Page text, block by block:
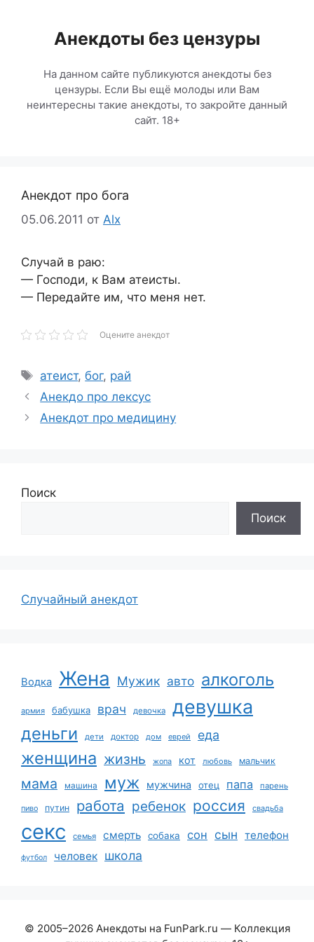
содержимомуАнекдоты без цензуры
На данном сайте публикуются анекдоты без
цензуры. Если Вы ещё молоды или Вам
неинтересны такие анекдоты, то закройте данный
сайт. 18+
Анекдот про бога
05.06.2011 от Alx
Случай в раю:
— Господи, к Вам атеисты.
— Передайте им, что меня нет.
Оцените анекдот
Метки
атеист,бог, рай
Анекдо про лексус
Анекдот про медицину
Поиск
Поиск
Случайный анекдот
Водка Жена Мужик авто алкоголь
армия бабушка врач девочка девушка
деньги дети доктор дом еврей еда
женщина жизнь жопа кот любовь мальчик
мама машина муж мужчина отец папа парень
пиво путин работа ребенок россия свадьба
секс семья смерть собака сон сын телефон
футбол человек школа
© 2005–2026 Анекдоты на FunPark.ru — Коллекция